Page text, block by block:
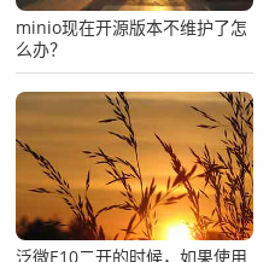
minio现在开源版本不维护了怎
么办？
泛微E10二开的时候，如果使用